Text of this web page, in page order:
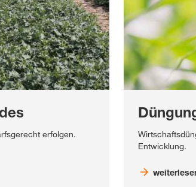
erfolgen.
Entwicklung.